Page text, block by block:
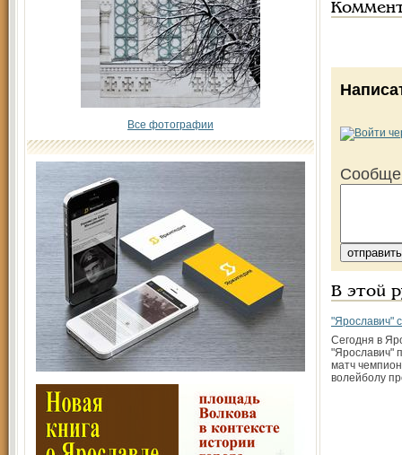
Все фотографии
В этой
"Ярославич"
Сегодня в
"Ярославич"
матч
волейболу